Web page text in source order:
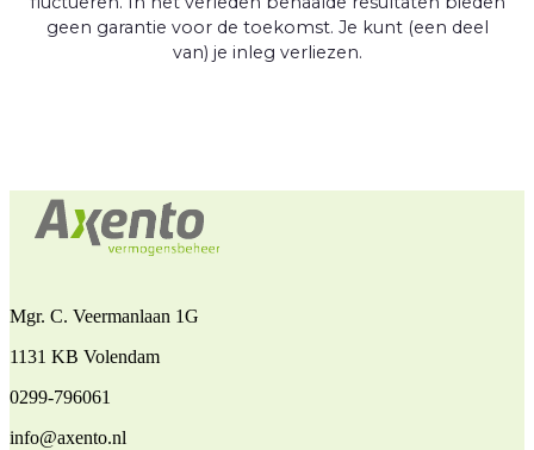
geen garantie voor de toekomst. Je kunt (een deel
van) je inleg verliezen.
Mgr. C. Veermanlaan 1G
1131 KB Volendam
0299-796061
info@axento.nl